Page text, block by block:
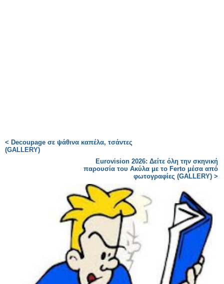
< Decoupage σε ψάθινα καπέλα, τσάντες
(GALLERY)
Eurovision 2026: Δείτε όλη την σκηνική
παρουσία του Ακύλα με το Ferto μέσα από
φωτογραφίες (GALLERY) >